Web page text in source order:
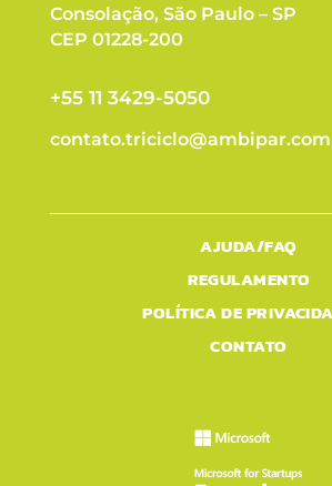
Consolação, São Paulo – SP
CEP 01228-200
+55 11 3429-5050
contato.triciclo@ambipar.com
AJUDA/FAQ
REGULAMENTO
POLÍTICA DE
CONTATO